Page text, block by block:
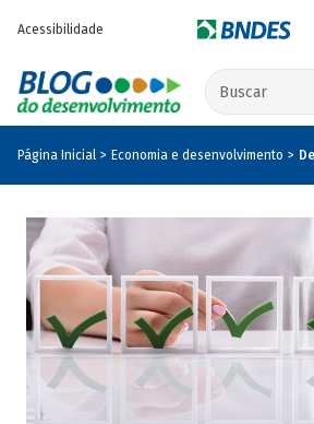
Acessibilidade
Buscar no site
Página Inicial Economia e desenvolvimento